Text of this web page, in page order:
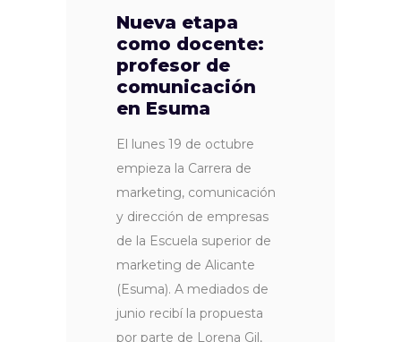
Nueva etapa
como docente:
profesor de
comunicación
en Esuma
El lunes 19 de octubre
empieza la Carrera de
marketing, comunicación
y dirección de empresas
de la Escuela superior de
marketing de Alicante
(Esuma). A mediados de
junio recibí la propuesta
por parte de Lorena Gil,